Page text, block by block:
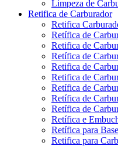
Limpeza de
Retifica de Carburador
Retifica
Retífica de
Retifica de
Retífica de
Retifica de
Retifica de
Retífica de
Retífica de
Retífica de
Retífica e
Retífica para
Retifica para